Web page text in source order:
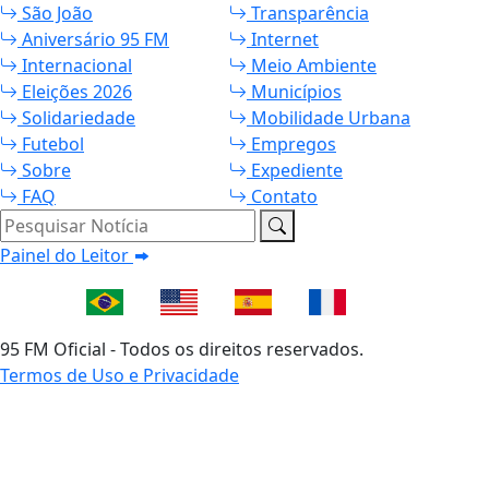
São João
Transparência
Aniversário 95 FM
Internet
Internacional
Meio Ambiente
Eleições 2026
Municípios
Solidariedade
Mobilidade Urbana
Futebol
Empregos
Sobre
Expediente
FAQ
Contato
Pesquisar Notícia
Painel do Leitor
95 FM Oficial - Todos os direitos reservados.
Termos de Uso e Privacidade